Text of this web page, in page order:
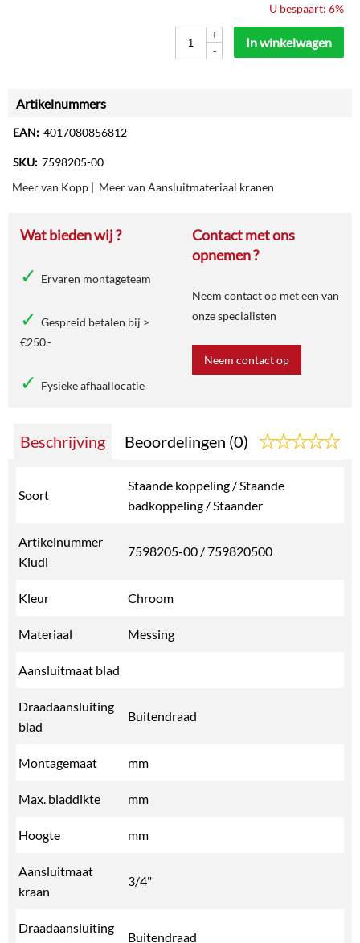
U bespaart: 6%
+
-
In winkelwagen
Artikelnummers
EAN: 4017080856812
SKU: 7598205-00
Meer van Kopp | Meer van Aansluitmateriaal kranen
Wat bieden wij ?
Ervaren montageteam
Gespreid betalen bij >
€250.-
Fysieke afhaallocatie
Contact met ons
opnemen ?
Neem contact op met een van
onze specialisten
Neem contact op
Beschrijving Beoordelingen (0)
Soort
Staande koppeling / Staande
badkoppeling / Staander
Artikelnummer
Kludi
7598205-00 / 759820500
Kleur Chroom
Materiaal Messing
Aansluitmaat blad
Draadaansluiting
blad
Buitendraad
Montagemaat mm
Max. bladdikte mm
Hoogte mm
Aansluitmaat
kraan
3/4"
Draadaansluiting
Buitendraad